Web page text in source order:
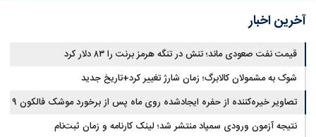
آخرین اخبار
قیمت نفت صعودی ماند؛ تنش در تنگه هرمز برنت را ۸۳ دلار کرد
شوک به مشمولان کالابرگ؛ زمان شارژ تغییر کرد+تاریخ جدید
تصاویر خیره‌کننده از حفره ایجادشده روی ماه پس از برخورد موشک فالکون ۹
نتیجه آزمون ورودی سمپاد منتشر شد؛ لینک کارنامه و زمان ثبت‌نام